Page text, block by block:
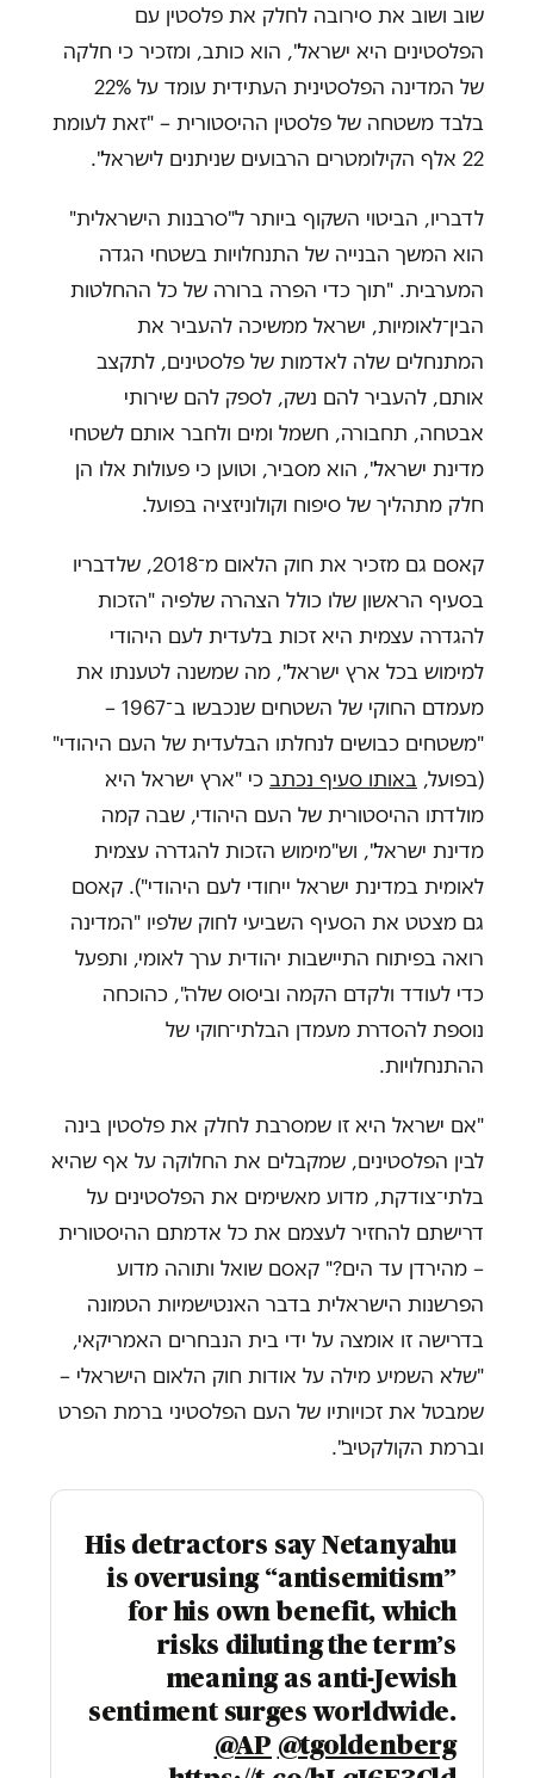
שוב ושוב את סירובה לחלק את פלסטין עם
הפלסטינים היא ישראל", הוא כותב, ומזכיר כי חלקה
של המדינה הפלסטינית העתידית עומד על 22%
בלבד משטחה של פלסטין ההיסטורית – "זאת לעומת
22 אלף הקילומטרים הרבועים שניתנים לישראל".
לדבריו, הביטוי השקוף ביותר ל"סרבנות הישראלית"
הוא המשך הבנייה של התנחלויות בשטחי הגדה
המערבית. "תוך כדי הפרה ברורה של כל ההחלטות
הבין־לאומיות, ישראל ממשיכה להעביר את
המתנחלים שלה לאדמות של פלסטינים, לתקצב
אותם, להעביר להם נשק, לספק להם שירותי
אבטחה, תחבורה, חשמל ומים ולחבר אותם לשטחי
מדינת ישראל", הוא מסביר, וטוען כי פעולות אלו הן
חלק מתהליך של סיפוח וקולוניזציה בפועל.
קאסם גם מזכיר את חוק הלאום מ־2018, שלדבריו
בסעיף הראשון שלו כולל הצהרה שלפיה "הזכות
להגדרה עצמית היא זכות בלעדית לעם היהודי
למימוש בכל ארץ ישראל", מה שמשנה לטענתו את
מעמדם החוקי של השטחים שנכבשו ב־1967 –
"משטחים כבושים לנחלתו הבלעדית של העם היהודי"
(בפועל, באותו סעיף נכתב כי "ארץ ישראל היא
מולדתו ההיסטורית של העם היהודי, שבה קמה
מדינת ישראל", וש"מימוש הזכות להגדרה עצמית
לאומית במדינת ישראל ייחודי לעם היהודי"). קאסם
גם מצטט את הסעיף השביעי לחוק שלפיו "המדינה
רואה בפיתוח התיישבות יהודית ערך לאומי, ותפעל
כדי לעודד ולקדם הקמה וביסוס שלה", כהוכחה
נוספת להסדרת מעמדן הבלתי־חוקי של
ההתנחלויות.
"אם ישראל היא זו שמסרבת לחלק את פלסטין בינה
לבין הפלסטינים, שמקבלים את החלוקה על אף שהיא
בלתי־צודקת, מדוע מאשימים את הפלסטינים על
דרישתם להחזיר לעצמם את כל אדמתם ההיסטורית
– מהירדן עד הים?" קאסם שואל ותוהה מדוע
הפרשנות הישראלית בדבר האנטישמיות הטמונה
בדרישה זו אומצה על ידי בית הנבחרים האמריקאי,
"שלא השמיע מילה על אודות חוק הלאום הישראלי –
שמבטל את זכויותיו של העם הפלסטיני ברמת הפרט
וברמת הקולקטיב".
His detractors say Netanyahu
is overusing “antisemitism”
for his own benefit, which
risks diluting the term’s
meaning as anti-Jewish
sentiment surges worldwide.
@AP @tgoldenberg